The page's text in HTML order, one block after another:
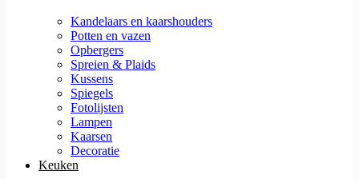
Kandelaars en kaarshouders
Potten en vazen
Opbergers
Spreien & Plaids
Kussens
Spiegels
Fotolijsten
Lampen
Kaarsen
Decoratie
Keuken